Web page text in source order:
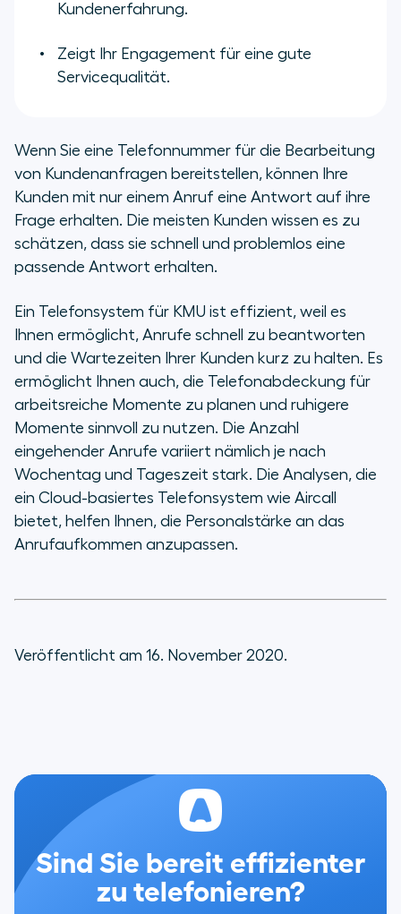
Kundenerfahrung.
Zeigt Ihr Engagement für eine gute
Servicequalität.
Wenn Sie eine Telefonnummer für die Bearbeitung
von Kundenanfragen bereitstellen, können Ihre
Kunden mit nur einem Anruf eine Antwort auf ihre
Frage erhalten. Die meisten Kunden wissen es zu
schätzen, dass sie schnell und problemlos eine
passende Antwort erhalten.
Ein Telefonsystem für KMU ist effizient, weil es
Ihnen ermöglicht, Anrufe schnell zu beantworten
und die Wartezeiten Ihrer Kunden kurz zu halten. Es
ermöglicht Ihnen auch, die Telefonabdeckung für
arbeitsreiche Momente zu planen und ruhigere
Momente sinnvoll zu nutzen. Die Anzahl
eingehender Anrufe variiert nämlich je nach
Wochentag und Tageszeit stark. Die Analysen, die
ein Cloud-basiertes Telefonsystem wie Aircall
bietet, helfen Ihnen, die Personalstärke an das
Anrufaufkommen anzupassen.
Veröffentlicht am 16. November 2020.
Sind Sie bereit effizienter
zu telefonieren?